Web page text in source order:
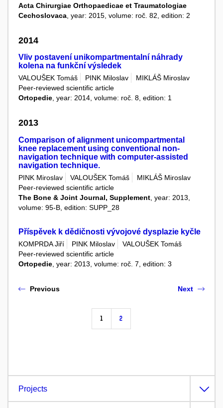
Acta Chirurgiae Orthopaedicae et Traumatologiae
Cechoslovaca , year: 2015, volume: roč. 82, edition: 2
2014
Vliv postavení unikompartmentalní náhrady
kolena na funkční výsledek
VALOUŠEK Tomáš PINK Miloslav
MIKLÁŠ Miroslav
Peer-reviewed scientific article
Ortopedie, year: 2014, volume: roč. 8, edition: 1
2013
Comparison of alignment unicompartmental
knee replacement using conventional non-
navigation technique with computer-assisted
navigation technique.
PINK Miroslav VALOUŠEK Tomáš
MIKLÁŠ Miroslav
Peer-reviewed scientific article
The Bone & Joint Journal, Supplement , year: 2013,
volume: 95-B, edition: SUPP_28
Příspěvek k dědičnosti vývojové dysplazie kyčle
KOMPRDA Jiří PINK Miloslav
VALOUŠEK Tomáš
Peer-reviewed scientific article
Ortopedie, year: 2013, volume: roč. 7, edition: 3
Previous
1 2
Next
Projects